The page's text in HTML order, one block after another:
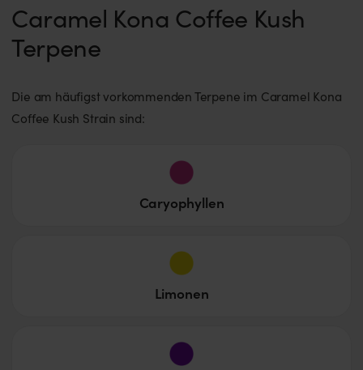
Caramel Kona Coffee Kush
Terpene
Die am häufigst vorkommenden Terpene im Caramel Kona
Coffee Kush Strain sind:
Caryophyllen
Limonen